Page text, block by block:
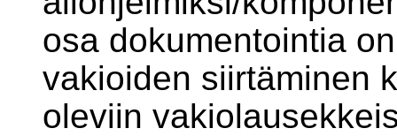
osa dokumentointia
vakioiden siirtäminen
oleviin